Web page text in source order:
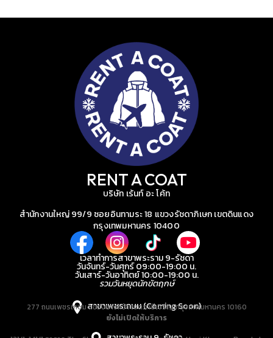
RENT A COAT
บริษัท เร้นท์ อะ โค้ท
สำนักงานใหญ่ 99/9 ซอยอินทามระ 18 แขวงรัชดาภิเษก เขตดินแดง
กรุงเทพมหานคร 10400
เวลาทำการสาขาพระราม 9-รัชดา
วันจันทร์-วันศุกร์ 09:00-19:00 น.
วันเสาร์-วันอาทิตย์ 10:00-19:00 น.
รวมวันหยุดนักขัตฤกษ์
สาขาเพชรเกษม (Coming Soon)
277 ถนนเพชรเกษม แขวงบางหว้า เขตภาษีเจริญ กรุงเทพมหานคร 10160
ยังไม่เปิดให้บริการ